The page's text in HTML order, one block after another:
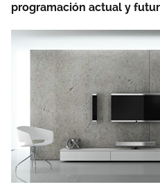
programación actual y